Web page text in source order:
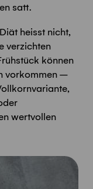
satt.
heisst nicht,
verzichten
können
vorkommen –
wertvollen